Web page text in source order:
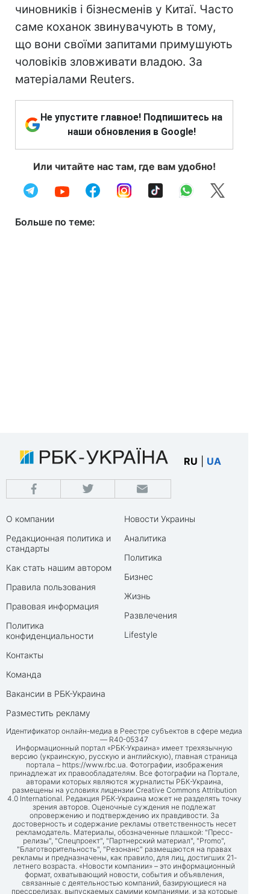
чиновників і бізнесменів у Китаї. Часто
саме коханок звинувачують в тому,
що вони своїми запитами примушують
чоловіків зловживати владою. За
матеріалами Reuters.
Не упустите главное! Подпишитесь на
наши обновления в Google!
Или читайте нас там, где вам удобно!
Больше по теме:
RU UA
О компании
Редакционная политика и
стандарты
Как стать нашим автором
Правила пользования
Правовая информация
Политика
конфиденциальности
Контакты
Команда
Вакансии в РБК-Украина
Разместить рекламу
Новости Украины
Аналитика
Политика
Бизнес
Жизнь
Развлечения
Lifestyle
Идентификатор онлайн-медиа в Реестре субъектов в сфере медиа
— R40-05347
Информационный портал «РБК-Украина» имеет трехязычную
версию (украинскую, русскую и английскую), главная страница
портала – https://www.rbc.ua. Фотографии, изображения
принадлежат их правообладателям. Все фотографии на Портале,
авторами которых являются журналисты РБК-Украина,
размещены на условиях лицензии Creative Commons Attribution
4.0 International. Редакция РБК-Украина может не разделять точку
зрения авторов. Оценочные суждения не подлежат
опровержению и подтверждению их правдивости. За
достоверность и содержание рекламы ответственность несет
рекламодатель. Материалы, обозначенные плашкой: "Пресс-
релизы", "Спецпроект", "Партнерский материал", "Promo",
"Благотворительность", "Резонанс" размещаются на правах
рекламы и предназначены, как правило, для лиц, достигших 21-
летнего возраста. «Новости компании» – это информационный
формат, охватывающий новости, события и объявления,
связанные с деятельностью компаний, базирующиеся на
прессрелизах, выпускаемых самими компаниями, и за которые